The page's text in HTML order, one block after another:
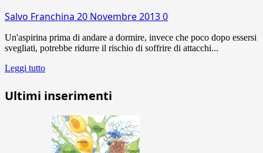
Salvo Franchina 20 Novembre 20130
Un'aspirina prima di andare a dormire, invece che poco dopo essersi
svegliati, potrebbe ridurre il rischio di soffrire di attacchi...
Leggi tutto
Ultimi inserimenti